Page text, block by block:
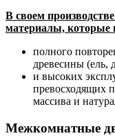
В своем
материалы, которые
полного
древесины (ель,
и высоких
превосходящих
массива и
Межкомнатные